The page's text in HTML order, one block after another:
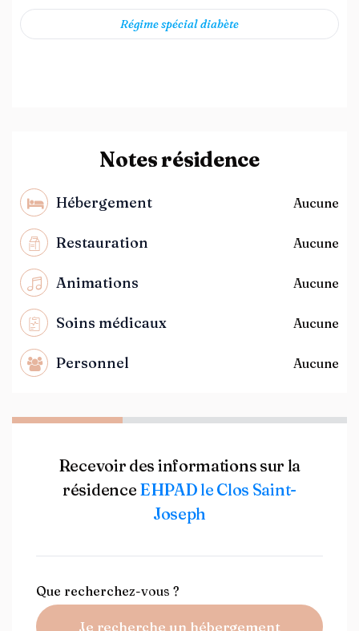
Régime spécial diabète
Notes résidence
Hébergement Aucune
Restauration Aucune
Animations Aucune
Soins médicaux Aucune
Personnel Aucune
Recevoir des informations sur la
résidence EHPAD le Clos Saint-
Joseph
Que recherchez-vous ?
Je recherche un hébergement